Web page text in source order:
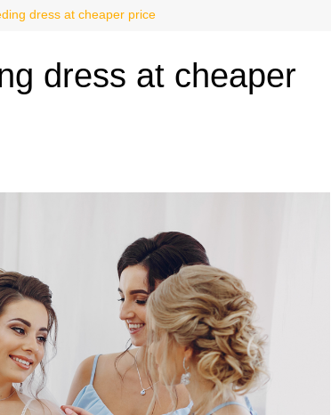
dress at cheaper price
dress at cheaper